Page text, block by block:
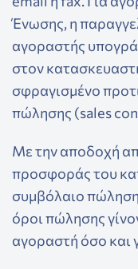
Ένωσης, η
αγοραστής
στον
σφραγισμένο
πώλησης (sales
Με την αποδοχή
προσφοράς του
συμβόλαιο
όροι πώλησης
αγοραστή όσο και